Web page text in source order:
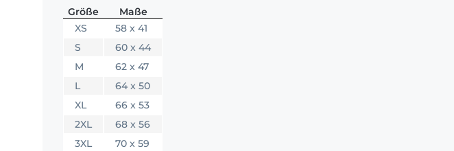
Größe
Maße
XS
58 x 41
S
60 x 44
M
62 x 47
L
64 x 50
XL
66 x 53
2XL
68 x 56
3XL
70 x 59